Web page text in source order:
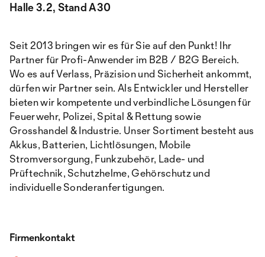
Halle 3.2, Stand A30
Seit 2013 bringen wir es für Sie auf den Punkt! Ihr
Partner für Profi-Anwender im B2B / B2G Bereich.
Wo es auf Verlass, Präzision und Sicherheit ankommt,
dürfen wir Partner sein. Als Entwickler und Hersteller
bieten wir kompetente und verbindliche Lösungen für
Feuerwehr, Polizei, Spital & Rettung sowie
Grosshandel & Industrie. Unser Sortiment besteht aus
Akkus, Batterien, Lichtlösungen, Mobile
Stromversorgung, Funkzubehör, Lade- und
Prüftechnik, Schutzhelme, Gehörschutz und
individuelle Sonderanfertigungen.
Firmenkontakt